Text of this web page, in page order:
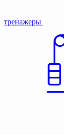
тренажеры